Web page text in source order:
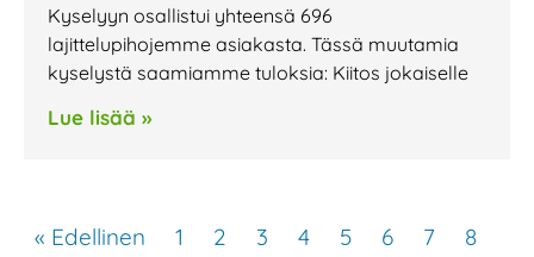
Kyselyyn osallistui yhteensä 696
lajittelupihojemme asiakasta. Tässä muutamia
kyselystä saamiamme tuloksia: Kiitos jokaiselle
Lue lisää »
« Edellinen 1 2 3 4 5 6 7
8